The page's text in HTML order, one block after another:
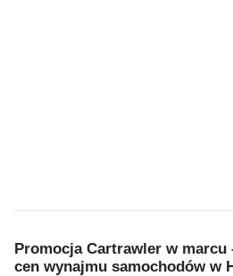
Promocja Cartrawler w
cen wynajmu samochodów w